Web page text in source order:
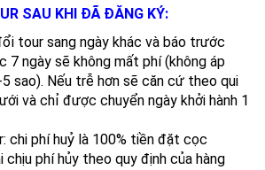
SAU KHI ĐÃ ĐĂNG KÝ:
tour sang ngày khác và báo trước
7 ngày sẽ không mất phí (không áp
sao). Nếu trễ hơn sẽ căn cứ theo qui
và chỉ được chuyển ngày khởi hành 1
chi phí huỷ là 100% tiền đặt cọc
chịu phí hủy theo quy định của hàng